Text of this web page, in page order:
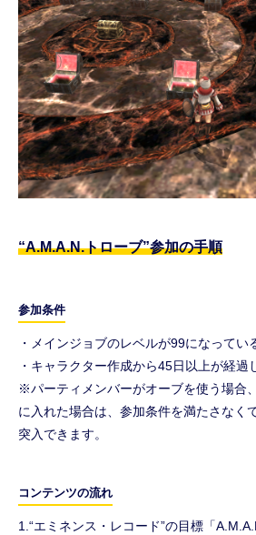
“A.M.A.N.トローブ”参加の手順
参加条件
・メインジョブのレベルが99になってい
・キャラクター作成から45日以上が経過
※パーティメンバーがオーブを使う場合
に入れた場合は、参加条件を満たさなく
突入できます。
コンテンツの流れ
1.“エミネンス・レコード”の目標「